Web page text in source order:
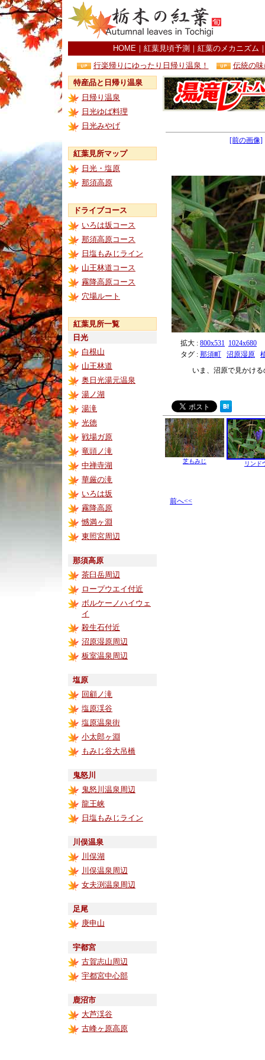
HOME ｜ 紅葉見頃予測 ｜ 紅葉のメカニズム
行楽帰りにゆったり日帰り温泉！
伝統の
特産品と日帰り温泉
日帰り温泉
日光ゆば料理
日光みやげ
紅葉見所マップ
日光・塩原
那須高原
ドライブコース
いろは坂コース
那須高原コース
日塩もみじライン
山王林道コース
霧降高原コース
穴場ルート
紅葉見所一覧
日光
白根山
山王林道
奥日光湯元温泉
湯ノ湖
湯滝
光徳
戦場ガ原
竜頭ノ滝
中禅寺湖
華厳の滝
いろは坂
霧降高原
憾満ヶ淵
東照宮周辺
那須高原
茶臼岳周辺
ロープウエイ付近
ボルケーノハイウェ
イ
殺生石付近
沼原湿原周辺
板室温泉周辺
塩原
回顧ノ滝
塩原渓谷
塩原温泉街
小太郎ヶ淵
もみじ谷大吊橋
鬼怒川
鬼怒川温泉周辺
龍王峡
日塩もみじライン
川俣温泉
川俣湖
川俣温泉周辺
女夫渕温泉周辺
足尾
庚申山
宇都宮
古賀志山周辺
宇都宮中心部
鹿沼市
大芦渓谷
古峰ヶ原高原
[前の画像]
拡大 : 800x531 1024x680
タグ : 那須町 沼原湿原
いま、沼原で見かけ
芝もみじ リンド
前へ<<